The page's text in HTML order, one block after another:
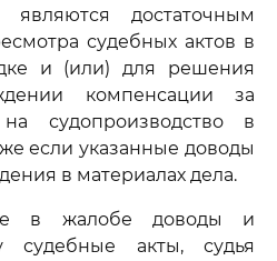
достаточным
судебных актов в
и (или) для решения
компенсации за
судопроизводство в
если указанные доводы
в материалах дела.
в жалобе доводы и
акты, судья